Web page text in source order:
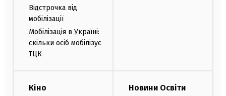
Відстрочка від
мобілізації
Мобілізація в Україні:
скільки осіб мобілізує
ТЦК
Кіно Новини Освіти